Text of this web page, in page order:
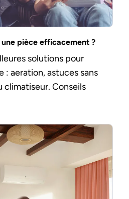
pièce efficacement ?
solutions pour
: aeration, astuces sans
climatiseur. Conseils